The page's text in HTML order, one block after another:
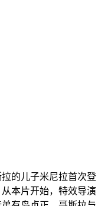
的儿子米尼拉首次登
本片开始，特效导演